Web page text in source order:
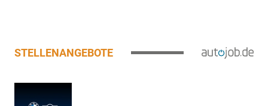
STELLENANGEBOTE